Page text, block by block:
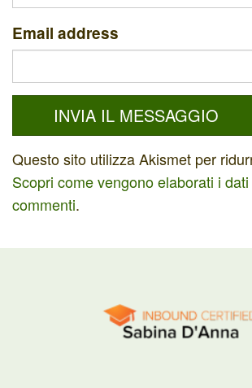
Email address
Questo sito utilizza Akismet per
Scopri come vengono elaborati i
commenti.